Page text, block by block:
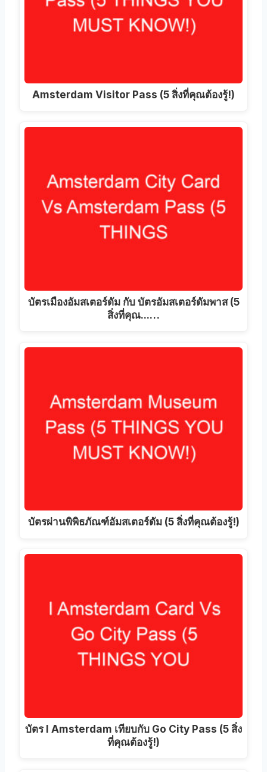
Amsterdam Visitor Pass (5 สิ่งที่คุณต้องรู้!)
บัตรเมืองอัมสเตอร์ดัม กับ บัตรอัมสเตอร์ดัมพาส (5
สิ่งที่คุณ...…
บัตรผ่านพิพิธภัณฑ์อัมสเตอร์ดัม (5 สิ่งที่คุณต้องรู้!)
บัตร I Amsterdam เทียบกับ Go City Pass (5 สิ่ง
ที่คุณต้องรู้!)